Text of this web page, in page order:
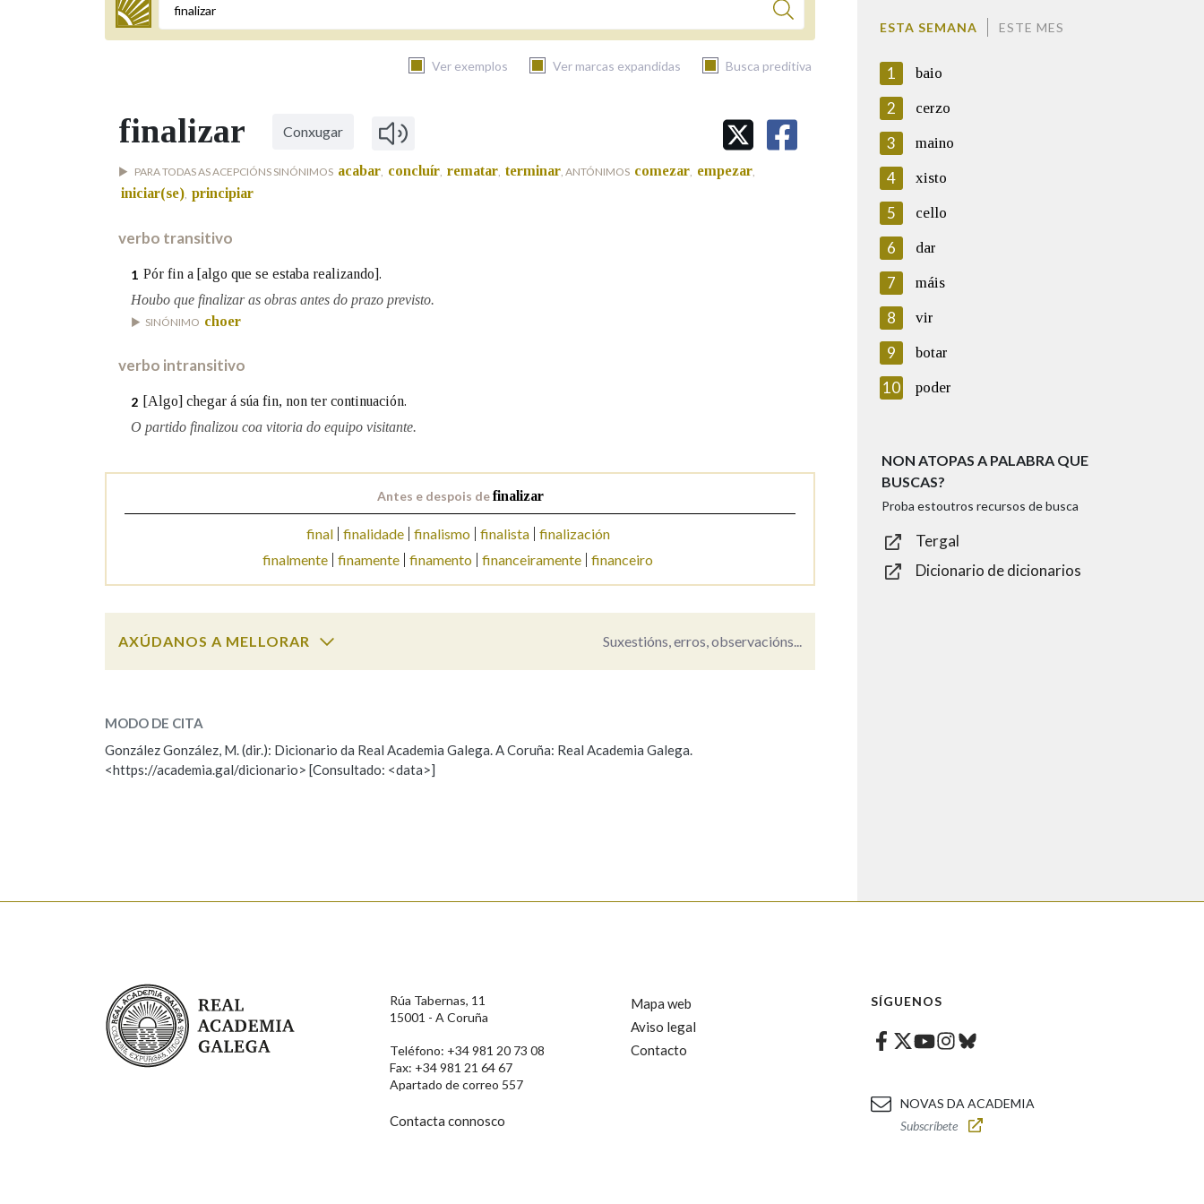
Termo a buscar
Ver exemplos Ver marcas expandidas Busca preditiva
BUSCAR NOS LEMAS
Comeza por
Remata por
Contén
Nas definicións
OUTRAS OPCIÓNS DE BUSCA
Marcas gramaticais
AXUDA NA BUSCA
finalizar Conxugar
PARA TODAS AS ACEPCIÓNS SINÓNIMOS acabar concluír rematar terminar , ANTÓNIMOS comezar empezar
iniciar(se) principiar
verbo transitivo
1 Pór fin a [algo que se estaba realizando].
Houbo que finalizar as obras antes do prazo previsto.
SINÓNIMO choer
verbo intransitivo
2
[Algo] chegar á súa fin, non ter continuación.
O partido finalizou coa vitoria do equipo visitante.
Antes e despois definalizar
final finalidade finalismo finalista
finalización
finalmente finamente finamento financeiramente financeiro
AXÚDANOS A MELLORAR Suxestións, erros, observacións...
ESCOLLE UNHA OPCIÓN:
Observación Hai un erro na palabra Propoño mellorar a definición
Comentario
MODO DE CITA
González González, M. (dir.): Dicionario da Real Academia Galega. A Coruña: Real Academia Galega.
<https://academia.gal/dicionario> [Consultado: <data>]
ESTA SEMANA ESTE MES
1 baio
2 cerzo
3 maino
4 xisto
5 cello
6 dar
7 máis
8 vir
9 botar
10 poder
NON ATOPAS A PALABRA QUE
BUSCAS?
Proba estoutros recursos de busca
Tergal
Dicionario de dicionarios
Real Academia Galega
Rúa Tabernas, 11
15001 - A Coruña
Teléfono: +34 981 20 73 08
Fax: +34 981 21 64 67
Apartado de correo 557
Contacta connosco
Mapa web
Aviso legal
Contacto
SÍGUENOS
Facebook
Twitter
Youtube
Instagram
Bluesky
NOVAS DA ACADEMIA
Subscríbete